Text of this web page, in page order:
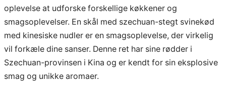
oplevelse at udforske forskellige køkkener og
smagsoplevelser. En skål med szechuan-stegt svinekød
med kinesiske nudler er en smagsoplevelse, der virkelig
vil forkæle dine sanser. Denne ret har sine rødder i
Szechuan-provinsen i Kina og er kendt for sin eksplosive
smag og unikke aromaer.